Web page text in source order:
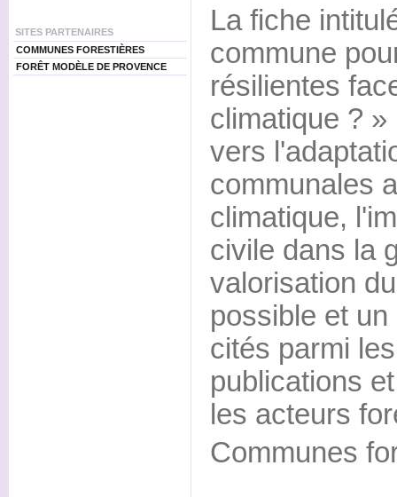
SITES PARTENAIRES
COMMUNES FORESTIÈRES
FORÊT MODÈLE DE PROVENCE
La fiche
commune
résilientes
climatique ?
vers
communales
climatique,
civile dans la
valorisation
possible et
cités parmi
publications
les acteurs
Communes